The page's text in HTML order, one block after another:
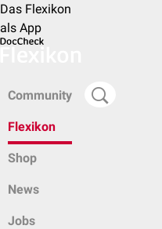
Das Flexikon
als App
Community
Flexikon
Shop
News
Jobs